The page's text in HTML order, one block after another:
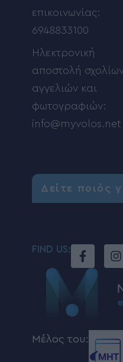
επικοινωνίας:
6948833100
Ηλεκτρονική
αποστολή
αγγελιών και
φωτογραφιών:
info@myvolos.net
Δείτε ποιός
FIND US:
Μέλος του: